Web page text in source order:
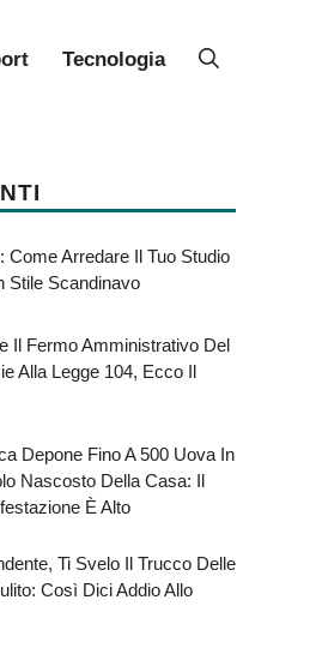
Tecnologia
Come Arredare Il Tuo Studio
Stile Scandinavo
Il Fermo Amministrativo Del
Alla Legge 104, Ecco Il
Depone Fino A 500 Uova In
Nascosto Della Casa: Il
È Alto
Ti Svelo Il Trucco Delle
Così Dici Addio Allo